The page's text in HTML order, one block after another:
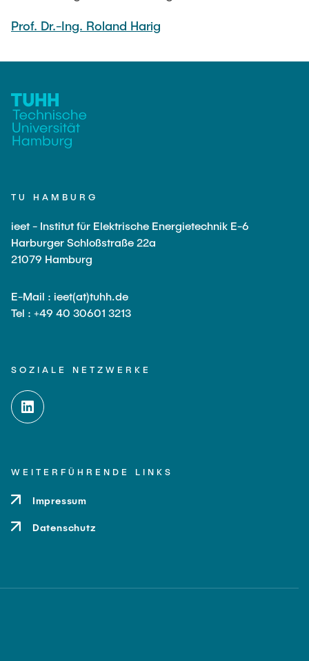
Prof. Dr.-Ing. Roland Harig
TU HAMBURG
ieet - Institut für Elektrische Energietechnik E-6
Harburger Schloßstraße 22a
21079 Hamburg
E-Mail : ieet(at)tuhh.de
Tel : +49 40 30601 3213
SOZIALE NETZWERKE
WEITERFÜHRENDE LINKS
Impressum
Datenschutz